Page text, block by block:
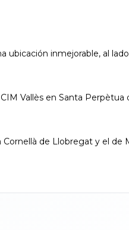
inmejorable, al
Vallès en Santa
de Llobregat y el